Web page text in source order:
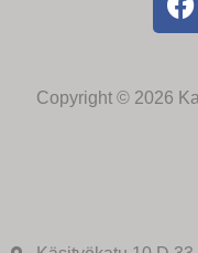
Copyright © 2026